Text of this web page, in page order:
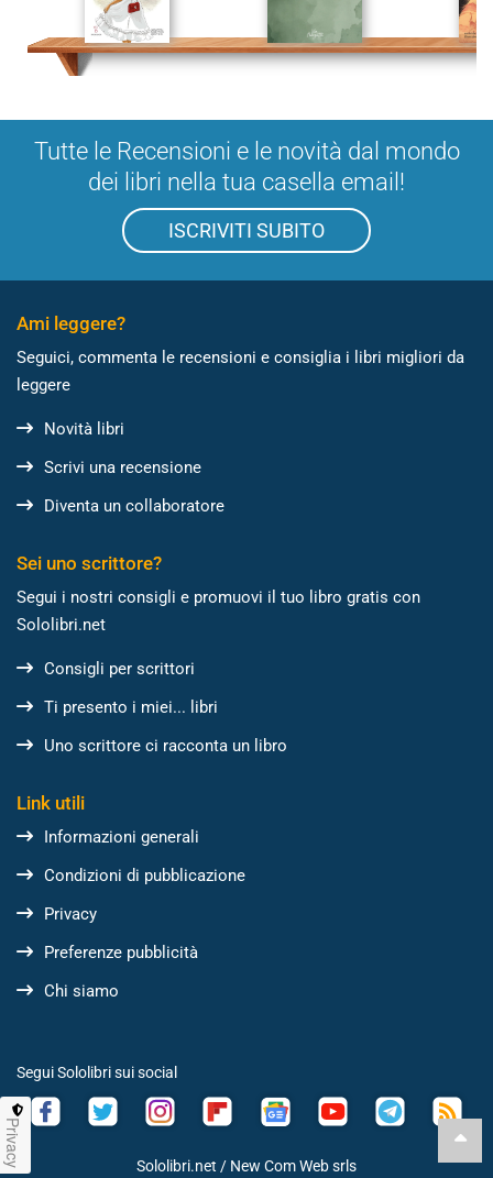
Tutte le Recensioni e le novità dal mondo
dei libri nella tua casella email!
ISCRIVITI SUBITO
Ami leggere?
Seguici, commenta le recensioni e consiglia i libri migliori da
leggere
Novità libri
Scrivi una recensione
Diventa un collaboratore
Sei uno scrittore?
Segui i nostri consigli e promuovi il tuo libro gratis con
Sololibri.net
Consigli per scrittori
Ti presento i miei... libri
Uno scrittore ci racconta un libro
Link utili
Informazioni generali
Condizioni di pubblicazione
Privacy
Preferenze pubblicità
Chi siamo
Segui Sololibri sui social
Sololibri.net / New Com Web srls
Privacy